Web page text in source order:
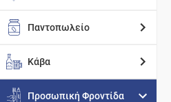
Παντοπωλείο
Κάβα
Προσωπική Φροντίδα